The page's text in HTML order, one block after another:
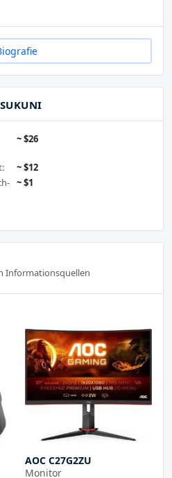
~ $26
~ $12
~ $1
Informationsquellen
AOC C27G2ZU
Monitor